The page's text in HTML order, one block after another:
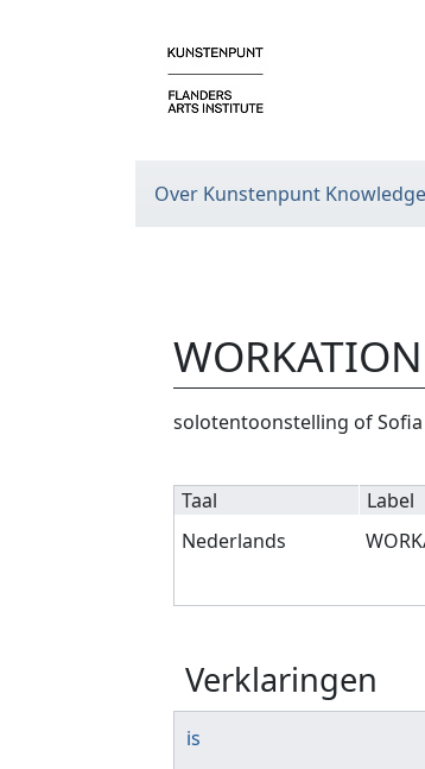
Over Kunstenpunt
WORKATION
Ga naar:navigatie,zoeken
solotentoonstelling of
Taal Label
Nederlands
Verklaringen
is